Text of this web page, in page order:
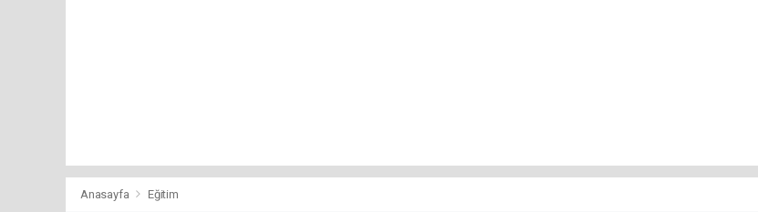
Anasayfa Eğitim